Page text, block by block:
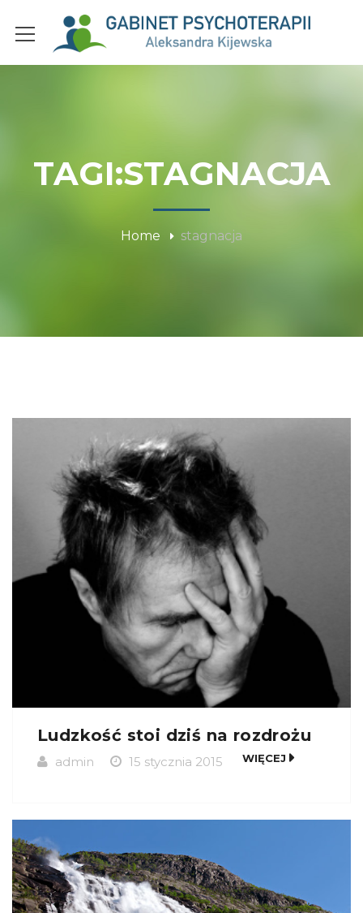
TAGI:STAGNACJA
Home stagnacja
Ludzkość stoi dziś na rozdrożu
admin 15 stycznia 2015 WIĘCEJ